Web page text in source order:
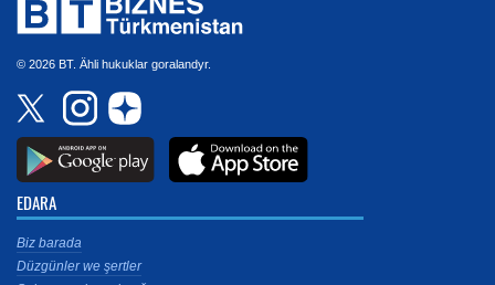
© 2026 BT. Ähli hukuklar goralandyr.
EDARA
Biz barada
Düzgünler we şertler